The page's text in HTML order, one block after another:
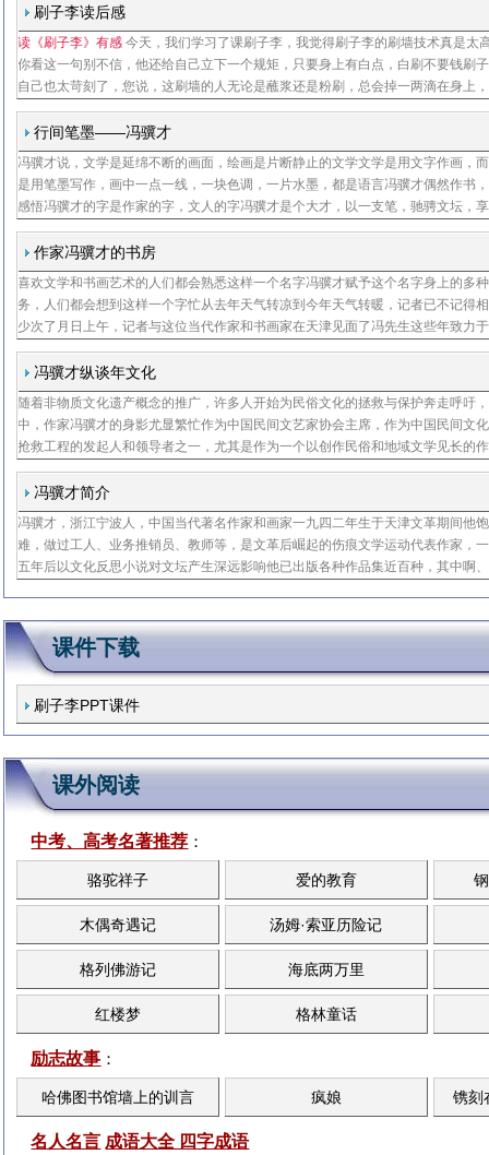
刷子李读后感
读《刷子李》有感 今天，我们学习了课刷子李，我觉得刷子李的刷墙技术真是太
你看这一句别不信，他还给自己立下一个规矩，只要身上有白点，白刷不要钱刷
自己也太苛刻了，您说，这刷墙的人无论是蘸浆还是粉刷，总会掉一两滴在身上
又没人规定刷子李必须保持衣服干净，他还给自己立下这样的规矩，这对一个粉
的人，要求真是极其苛刻只
行间笔墨——冯骥才
冯骥才说，文学是延绵不断的画面，绘画是片断静止的文学文学是用文字作画，
是用笔墨写作，画中一点一线，一块色调，一片水墨，都是语言冯骥才偶然作书
感悟冯骥才的字是作家的字，文人的字冯骥才是个大才，以一支笔，驰骋文坛，
海以一支画笔，横涂竖抹，在绘画艺术上，独辟蹊径，自成一家冯骥才，当代作
浙江慈溪
作家冯骥才的书房
喜欢文学和书画艺术的人们都会熟悉这样一个名字冯骥才赋予这个名字身上的多
务，人们都会想到这样一个字忙从去年天气转凉到今年天气转暖，记者已不记得
少次了月日上午，记者与这位当代作家和书画家在天津见面了冯先生这些年致力
民间文化的保护与抢救，十来年了，要对中国个民族、万平方公里的文化遗产清
底，怎能不忙
冯骥才纵谈年文化
随着非物质文化遗产概念的推广，许多人开始为民俗文化的拯救与保护奔走呼吁
中，作家冯骥才的身影尤显繁忙作为中国民间文艺家协会主席，作为中国民间文
抢救工程的发起人和领导者之一，尤其是作为一个以创作民俗和地域文学见长的
冯骥才近年来把主要精力用于调查民间文化现状、抢救民间艺术、宣传民俗文化
酉年的钟
冯骥才简介
冯骥才，浙江宁波人，中国当代著名作家和画家一九四二年生于天津文革期间他
难，做过工人、业务推销员、教师等，是文革后崛起的伤痕文学运动代表作家，
五年后以文化反思小说对文坛产生深远影响他已出版各种作品集近百种，其中啊
课件下载
刷子李PPT课件
课外阅读
中考、高考名著推荐 ：
骆驼祥子 爱的教育
木偶奇遇记 汤姆·索亚历险记
格列佛游记 海底两万里
红楼梦 格林童话
励志故事 ：
哈佛图书馆墙上的训言 疯娘 镌刻
名人名言 成语大全 四字成语